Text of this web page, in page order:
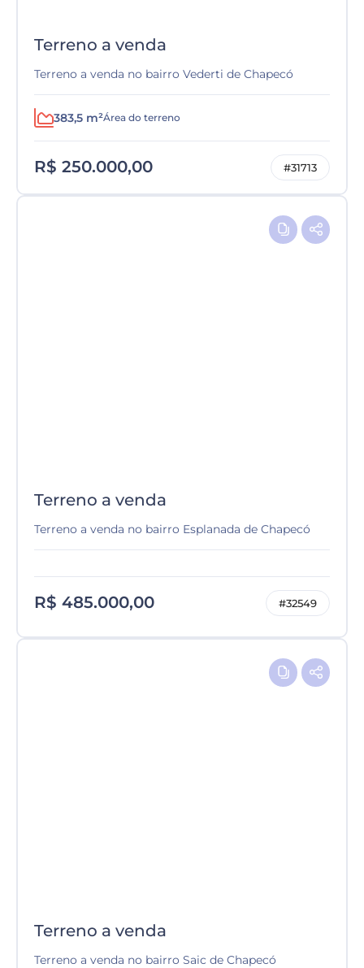
Terreno a venda
Terreno a venda no bairro Vederti de Chapecó
383,5 m²Área do terreno
R$ 250.000,00 #31713
Terreno a venda
Terreno a venda no bairro Esplanada de Chapecó
R$ 485.000,00 #32549
Terreno a venda
Terreno a venda no bairro Saic de Chapecó